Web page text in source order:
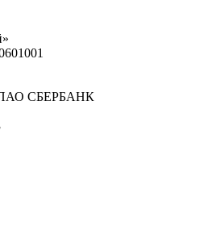
СБЕРБАНК